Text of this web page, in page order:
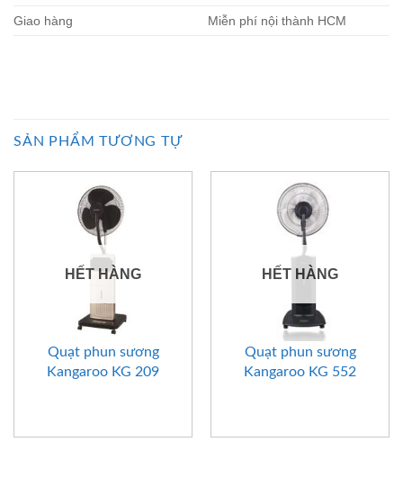
Giao hàng Miễn phí nội thành HCM
SẢN PHẨM TƯƠNG TỰ
HẾT HÀNG
Quạt phun sương
Kangaroo KG 209
HẾT HÀNG
Quạt phun sương
Kangaroo KG 552